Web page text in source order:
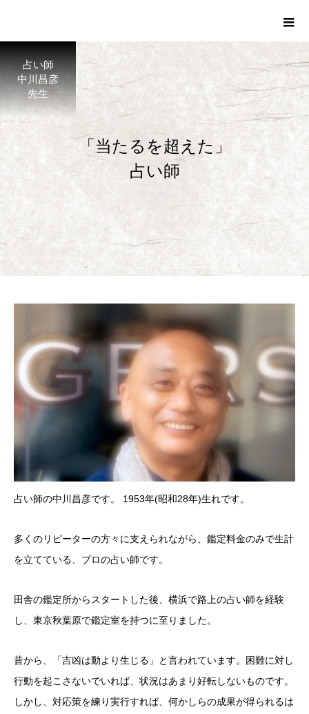
占い師
中川昌彦
先生
「当たるを超えた」
占い師
占い師の中川昌彦です。 1953年(昭和28年)生れです。
多くのリピーターの方々に支えられながら、鑑定料金のみで生計
を立てている、プロの占い師です。
田舎の鑑定所からスタートした後、横浜で路上の占い師を経験
し、東京秋葉原で鑑定室を持つに至りました。
昔から、「吉凶は動より生じる」と言われています。困難に対し
行動を起こさないでいれば、状況はあまり好転しないものです。
しかし、対応策を練り実行すれば、何かしらの成果が得られるは